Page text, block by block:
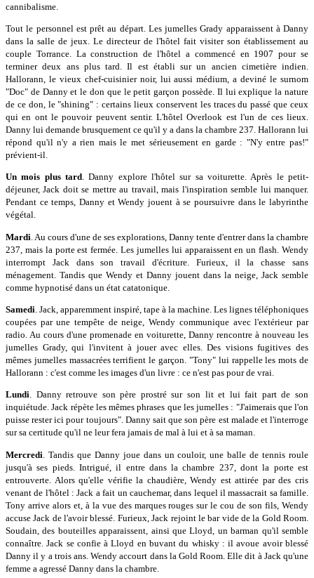
cannibalisme.
Tout le personnel est prêt au départ. Les jumelles Grady apparaissent à Danny
dans la salle de jeux. Le directeur de l'hôtel fait visiter son établissement au
couple Torrance. La construction de l'hôtel a commencé en 1907 pour se
terminer deux ans plus tard. Il est établi sur un ancien cimetière indien.
Hallorann, le vieux chef-cuisinier noir, lui aussi médium, a deviné le surnom
"Doc" de Danny et le don que le petit garçon possède. Il lui explique la nature
de ce don, le "shining" : certains lieux conservent les traces du passé que ceux
qui en ont le pouvoir peuvent sentir. L'hôtel Overlook est l'un de ces lieux.
Danny lui demande brusquement ce qu'il y a dans la chambre 237. Hallorann lui
répond qu'il n'y a rien mais le met sérieusement en garde : "N'y entre pas!"
prévient-il.
Un mois plus tard. Danny explore l'hôtel sur sa voiturette. Après le petit-
déjeuner, Jack doit se mettre au travail, mais l'inspiration semble lui manquer.
Pendant ce temps, Danny et Wendy jouent à se poursuivre dans le labyrinthe
végétal.
Mardi . Au cours d'une de ses explorations, Danny tente d'entrer dans la chambre
237, mais la porte est fermée. Les jumelles lui apparaissent en un flash. Wendy
interrompt Jack dans son travail d'écriture. Furieux, il la chasse sans
ménagement. Tandis que Wendy et Danny jouent dans la neige, Jack semble
comme hypnotisé dans un état catatonique.
Samedi . Jack, apparemment inspiré, tape à la machine. Les lignes téléphoniques
coupées par une tempête de neige, Wendy communique avec l'extérieur par
radio. Au cours d'une promenade en voiturette, Danny rencontre à nouveau les
jumelles Grady, qui l'invitent à jouer avec elles. Des visions fugitives des
mêmes jumelles massacrées terrifient le garçon. "Tony" lui rappelle les mots de
Hallorann : c'est comme les images d'un livre : ce n'est pas pour de vrai.
Lundi. Danny retrouve son père prostré sur son lit et lui fait part de son
inquiétude. Jack répète les mêmes phrases que les jumelles : "J'aimerais que l'on
puisse rester ici pour toujours". Danny sait que son père est malade et l'interroge
sur sa certitude qu'il ne leur fera jamais de mal à lui et à sa maman.
Mercredi . Tandis que Danny joue dans un couloir, une balle de tennis roule
jusqu'à ses pieds. Intrigué, il entre dans la chambre 237, dont la porte est
entrouverte. Alors qu'elle vérifie la chaudière, Wendy est attirée par des cris
venant de l'hôtel : Jack a fait un cauchemar, dans lequel il massacrait sa famille.
Tony arrive alors et, à la vue des marques rouges sur le cou de son fils, Wendy
accuse Jack de l'avoir blessé. Furieux, Jack rejoint le bar vide de la Gold Room.
Soudain, des bouteilles apparaissent, ainsi que Lloyd, un barman qu'il semble
connaître. Jack se confie à Lloyd en buvant du whisky : il avoue avoir blessé
Danny il y a trois ans. Wendy accourt dans la Gold Room. Elle dit à Jack qu'une
femme a agressé Danny dans la chambre.